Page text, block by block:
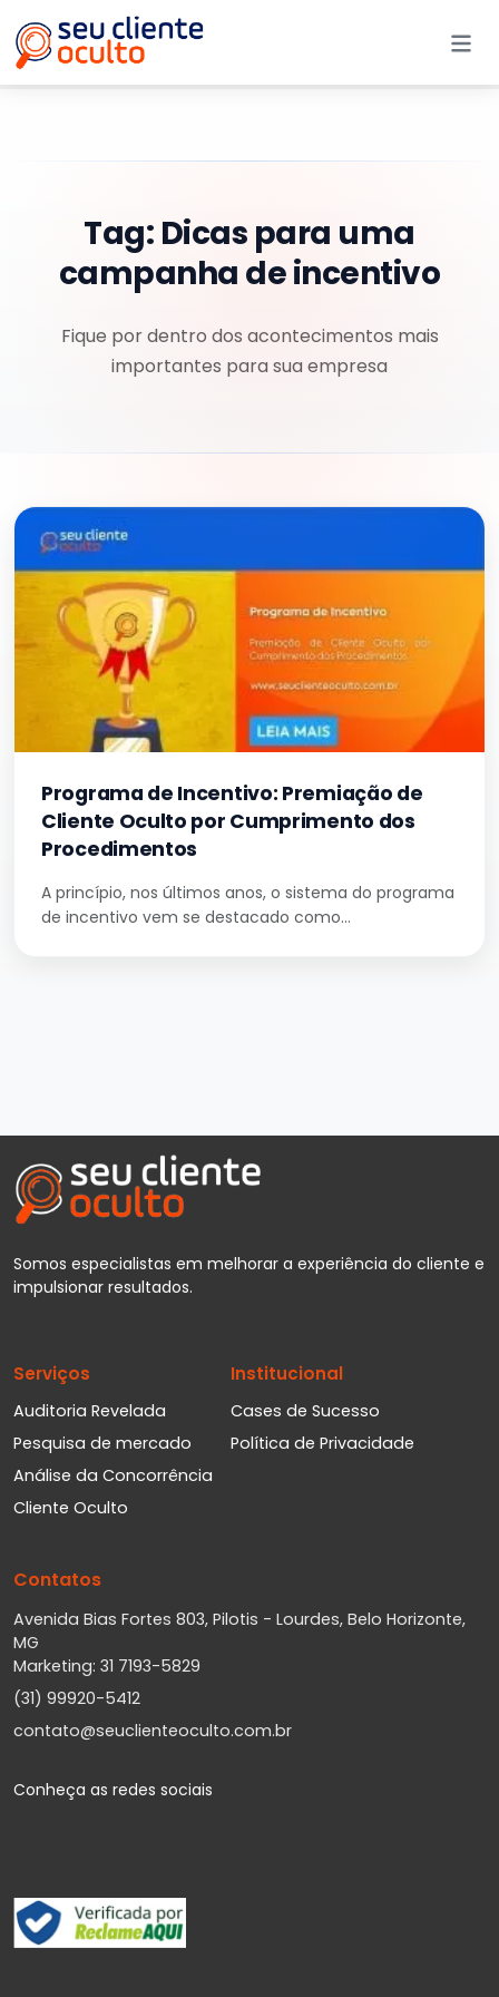
Tag: Dicas para uma
campanha de incentivo
Fique por dentro dos acontecimentos mais
importantes para sua empresa
Programa de Incentivo: Premiação de
Cliente Oculto por Cumprimento dos
Procedimentos
A princípio, nos últimos anos, o sistema do programa
de incentivo vem se destacado como…
Somos especialistas em melhorar a experiência do cliente e
impulsionar resultados.
Serviços
Auditoria Revelada
Pesquisa de mercado
Análise da Concorrência
Cliente Oculto
Institucional
Cases de Sucesso
Política de Privacidade
Contatos
Avenida Bias Fortes 803, Pilotis - Lourdes, Belo Horizonte,
MG
Marketing: 31 7193-5829
(31) 99920-5412
contato@seuclienteoculto.com.br
Conheça as redes sociais